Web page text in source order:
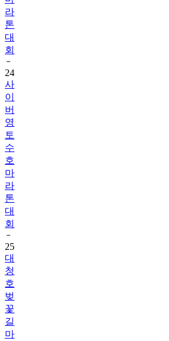
라
톤
대
회
24
사
이
버
영
토
수
호
마
라
톤
대
회
25
대
청
호
벚
꽃
길
마